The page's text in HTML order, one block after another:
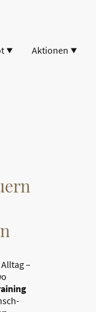
Aktionen
–